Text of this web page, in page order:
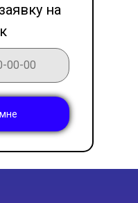
на